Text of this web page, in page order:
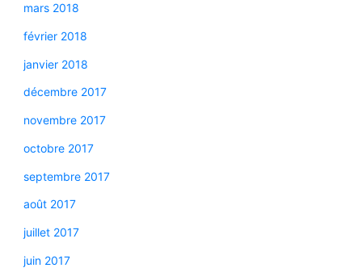
mars 2018
février 2018
janvier 2018
décembre 2017
novembre 2017
octobre 2017
septembre 2017
août 2017
juillet 2017
juin 2017